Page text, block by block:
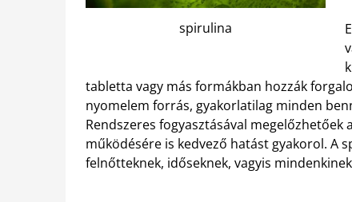
spirulina
tabletta vagy más formákban hozzák
nyomelem forrás, gyakorlatilag minden
Rendszeres fogyasztásával
működésére is kedvező hatást gyakorol. A
felnőtteknek, időseknek, vagyis